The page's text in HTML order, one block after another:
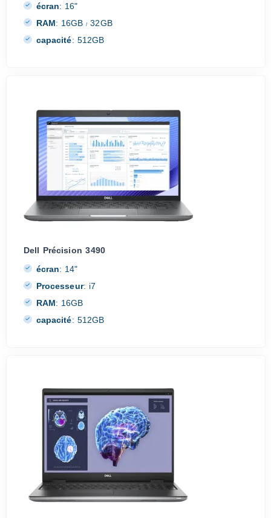
écran: 16"
RAM: 16GB/ 32GB
capacité: 512GB
Dell Précision 3490
écran: 14"
Processeur: i7
RAM: 16GB
capacité: 512GB